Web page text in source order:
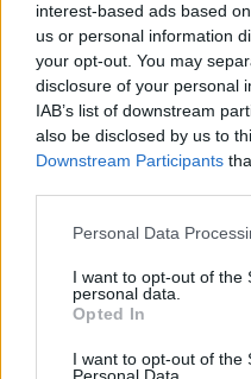
interest-based ads based
us or personal information
your opt-out. You may
disclosure of your personal
IAB’s list of downstream
also be disclosed by us to
Downstream Participants
Please note that this
not limited to your visit or
grant or deny consent to
use your data for below
consent section.
Personal Data
I want to opt-out of the
personal data.
Opted In
I want to opt-out of the
ΑΣΕΠ: Εξ
Πιστοποίηση
μέρες
ειδήσεις.
Βάλε το